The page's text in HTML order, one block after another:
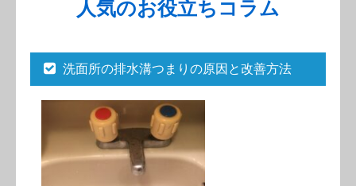
人気のお役立ちコラム
洗面所の排水溝つまりの原因と改善方法